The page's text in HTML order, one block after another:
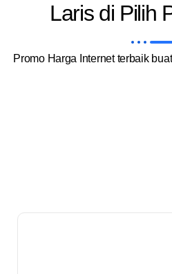
Laris di Pilih
Promo Harga Internet terbaik